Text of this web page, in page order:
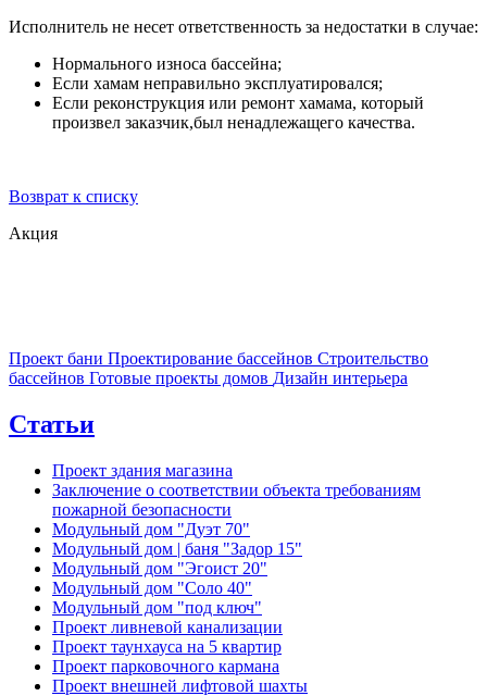
Исполнитель не несет ответственность за недостатки в случае:
Нормального износа бассейна;
Если хамам неправильно эксплуатировался;
Если реконструкция или ремонт хамама, который
произвел заказчик,был ненадлежащего качества.
Возврат к списку
Акция
Проект бани Проектирование бассейнов Строительство
бассейнов Готовые проекты домов Дизайн интерьера
Статьи
Проект здания магазина
Заключение о соответствии объекта требованиям
пожарной безопасности
Модульный дом "Дуэт 70"
Модульный дом | баня "Задор 15"
Модульный дом "Эгоист 20"
Модульный дом "Соло 40"
Модульный дом "под ключ"
Проект ливневой канализации
Проект таунхауса на 5 квартир
Проект парковочного кармана
Проект внешней лифтовой шахты